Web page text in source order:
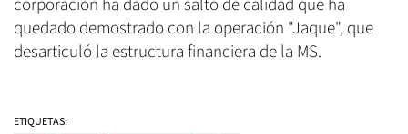
corporación ha dado un salto de calidad que ha
quedado demostrado con la operación "Jaque", que
desarticuló la estructura financiera de la MS.
ETIQUETAS: